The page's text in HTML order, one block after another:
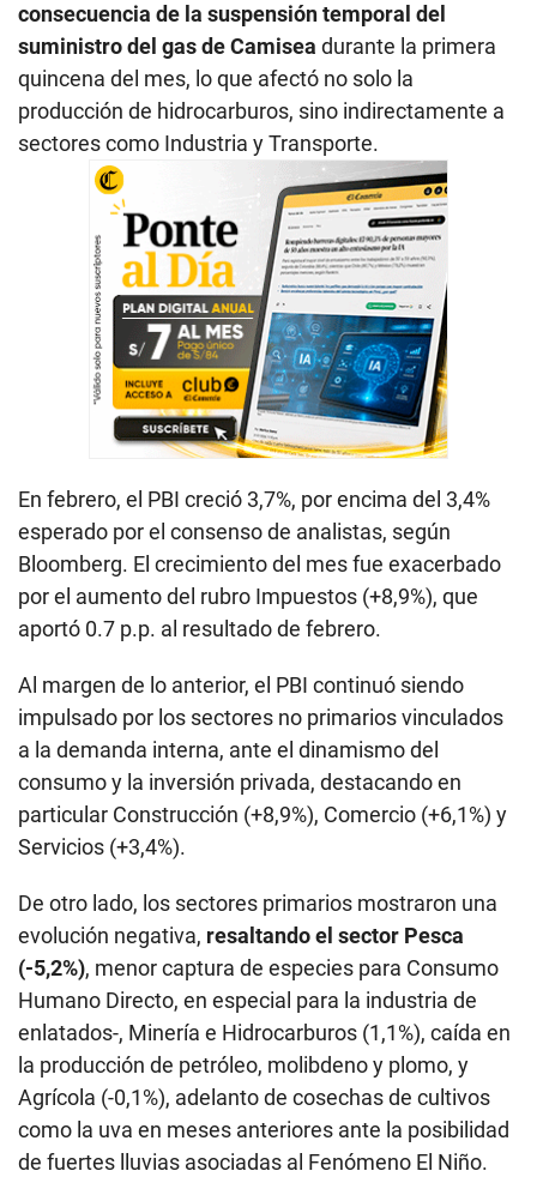
consecuencia de la suspensión temporal del
suministro del gas de Camisea durante la primera
quincena del mes, lo que afectó no solo la
producción de hidrocarburos, sino indirectamente a
sectores como Industria y Transporte.
En febrero, el PBI creció 3,7%, por encima del 3,4%
esperado por el consenso de analistas, según
Bloomberg. El crecimiento del mes fue exacerbado
por el aumento del rubro Impuestos (+8,9%), que
aportó 0.7 p.p. al resultado de febrero.
Al margen de lo anterior, el PBI continuó siendo
impulsado por los sectores no primarios vinculados
a la demanda interna, ante el dinamismo del
consumo y la inversión privada, destacando en
particular Construcción (+8,9%), Comercio (+6,1%) y
Servicios (+3,4%).
De otro lado, los sectores primarios mostraron una
evolución negativa, resaltando el sector Pesca
(-5,2%), menor captura de especies para Consumo
Humano Directo, en especial para la industria de
enlatados-, Minería e Hidrocarburos (1,1%), caída en
la producción de petróleo, molibdeno y plomo, y
Agrícola (-0,1%), adelanto de cosechas de cultivos
como la uva en meses anteriores ante la posibilidad
de fuertes lluvias asociadas al Fenómeno El Niño.